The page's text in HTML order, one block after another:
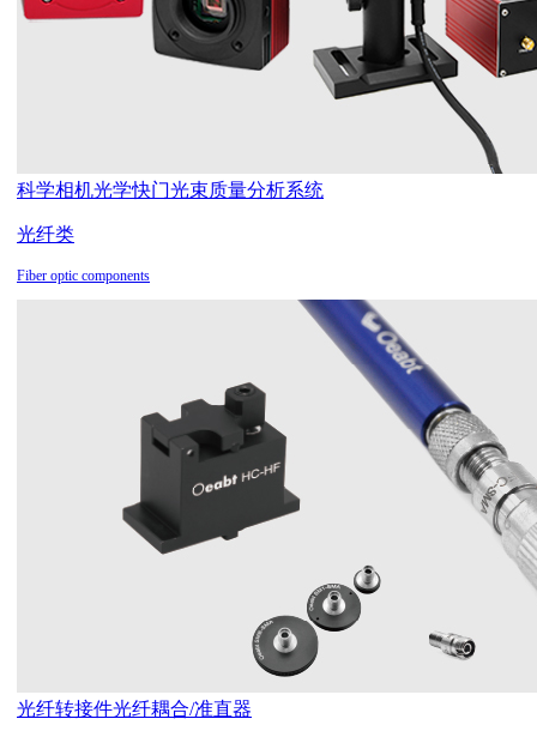
科学相机光学快门光束质量分析系统
光纤类
Fiber optic components
光纤转接件光纤耦合/准直器